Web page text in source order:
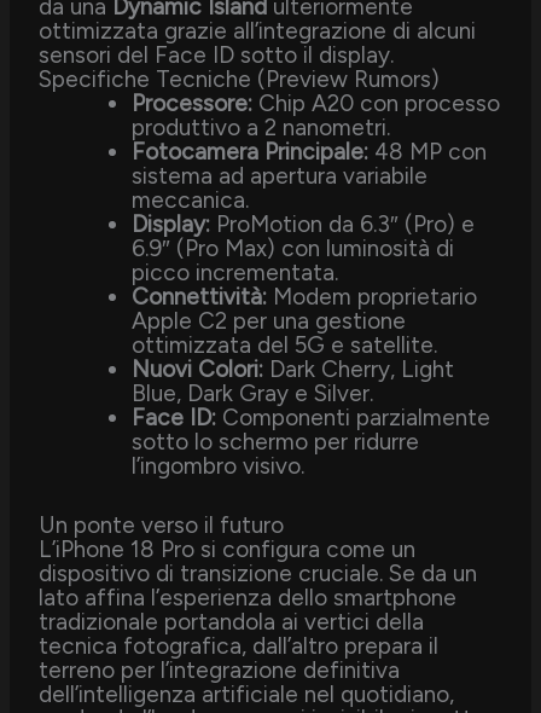
da una Dynamic Island ulteriormente
ottimizzata grazie all’integrazione di alcuni
sensori del Face ID sotto il display.
Specifiche Tecniche (Preview Rumors)
Processore: Chip A20 con processo
produttivo a 2 nanometri.
Fotocamera Principale: 48 MP con
sistema ad apertura variabile
meccanica.
Display: ProMotion da 6.3″ (Pro) e
6.9″ (Pro Max) con luminosità di
picco incrementata.
Connettività: Modem proprietario
Apple C2 per una gestione
ottimizzata del 5G e satellite.
Nuovi Colori: Dark Cherry, Light
Blue, Dark Gray e Silver.
Face ID: Componenti parzialmente
sotto lo schermo per ridurre
l’ingombro visivo.
Un ponte verso il futuro
L’iPhone 18 Pro si configura come un
dispositivo di transizione cruciale. Se da un
lato affina l’esperienza dello smartphone
tradizionale portandola ai vertici della
tecnica fotografica, dall’altro prepara il
terreno per l’integrazione definitiva
dell’intelligenza artificiale nel quotidiano,